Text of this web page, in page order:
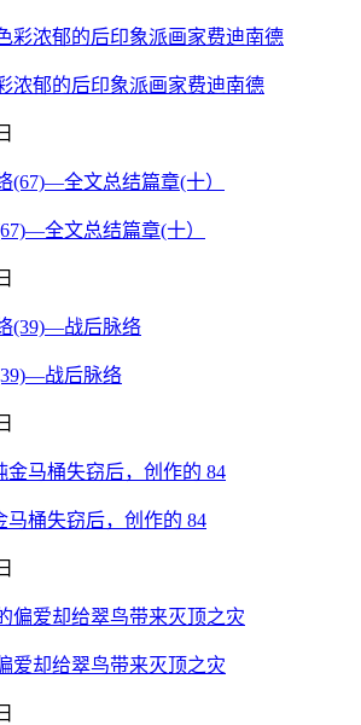
浓郁的后印象派画家费迪南德
全文总结篇章(十）
战后脉络
马桶失窃后，创作的 84
爱却给翠鸟带来灭顶之灾